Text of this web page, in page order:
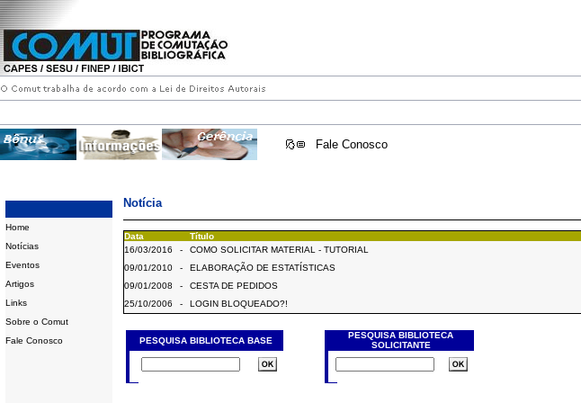
Fale Conosco
Home
Notícias
Eventos
Artigos
Links
Sobre o Comut
Fale Conosco
Notícia
Data
Título
16/03/2016
-
COMO SOLICITAR MATERIAL - TUTORIAL
09/01/2010
-
ELABORAÇÃO DE ESTATÍSTICAS
09/01/2008
-
CESTA DE PEDIDOS
25/10/2006
- LOGIN BLOQUEADO?!
PESQUISA BIBLIOTECA BASE
PESQUISA BIBLIOTECA
SOLICITANTE